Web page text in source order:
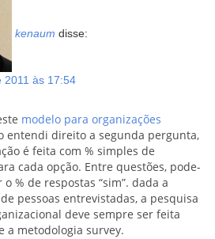
kenaum disse:
2011 às 17:54
modelo para organizações
entendi direito a segunda pergunta,
é feita com % simples de
cada opção. Entre questões, pode-
% de respostas “sim”. dada a
pessoas entrevistadas, a pesquisa
deve sempre ser feita
a metodologia survey.